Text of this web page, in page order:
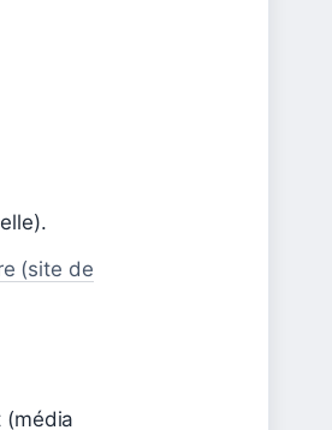
(site de
(média